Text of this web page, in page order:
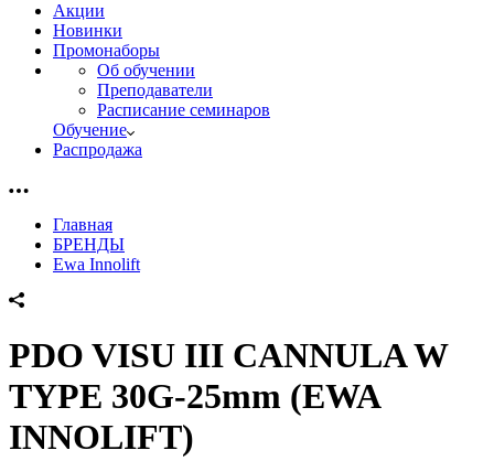
Акции
Новинки
Промонаборы
Об обучении
Преподаватели
Расписание семинаров
Обучение
Распродажа
Главная
БРЕНДЫ
Ewa Innolift
PDO VISU III CANNULA W
TYPE 30G-25mm (EWA
INNOLIFT)